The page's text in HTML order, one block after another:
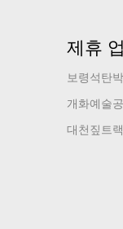
제휴
보령석탄
개화예술
대천짚트랙